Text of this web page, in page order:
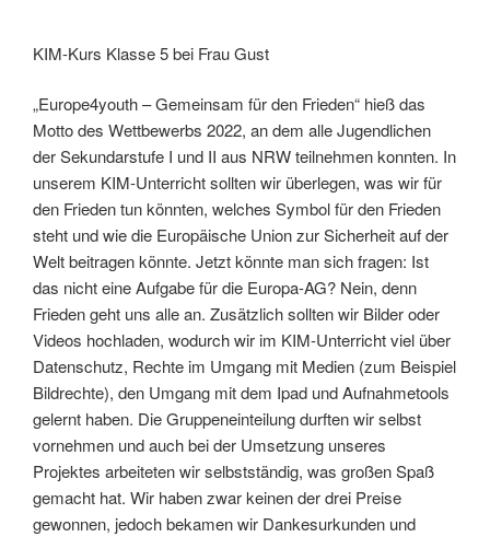
KIM-Kurs Klasse 5 bei Frau Gust
„Europe4youth – Gemeinsam für den Frieden“ hieß das
Motto des Wettbewerbs 2022, an dem alle Jugendlichen
der Sekundarstufe I und II aus NRW teilnehmen konnten. In
unserem KIM-Unterricht sollten wir überlegen, was wir für
den Frieden tun könnten, welches Symbol für den Frieden
steht und wie die Europäische Union zur Sicherheit auf der
Welt beitragen könnte. Jetzt könnte man sich fragen: Ist
das nicht eine Aufgabe für die Europa-AG? Nein, denn
Frieden geht uns alle an. Zusätzlich sollten wir Bilder oder
Videos hochladen, wodurch wir im KIM-Unterricht viel über
Datenschutz, Rechte im Umgang mit Medien (zum Beispiel
Bildrechte), den Umgang mit dem Ipad und Aufnahmetools
gelernt haben. Die Gruppeneinteilung durften wir selbst
vornehmen und auch bei der Umsetzung unseres
Projektes arbeiteten wir selbstständig, was großen Spaß
gemacht hat. Wir haben zwar keinen der drei Preise
gewonnen, jedoch bekamen wir Dankesurkunden und